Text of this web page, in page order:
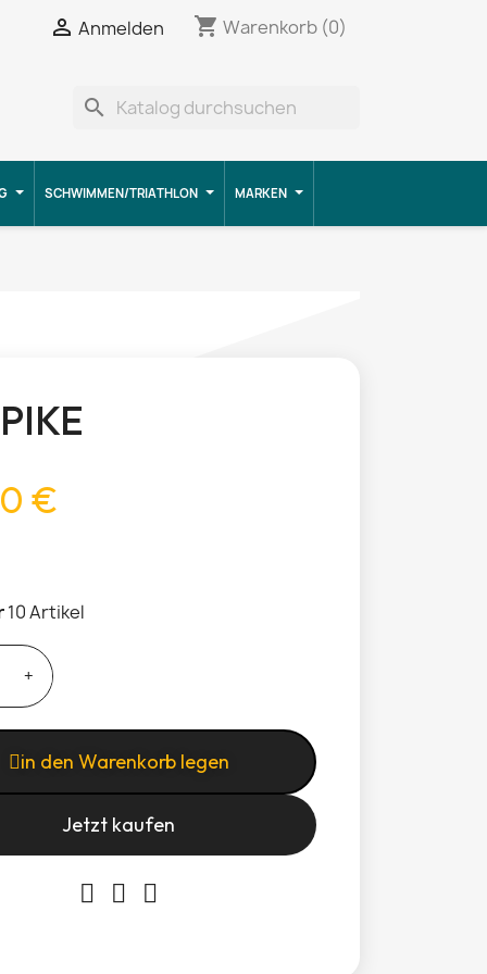
 Anmelden shopping_cart Warenkorb (0)
search
SCHWIMMEN/TRIATHLON MARKEN
€
10 Artikel
in den Warenkorb legen
Jetzt kaufen